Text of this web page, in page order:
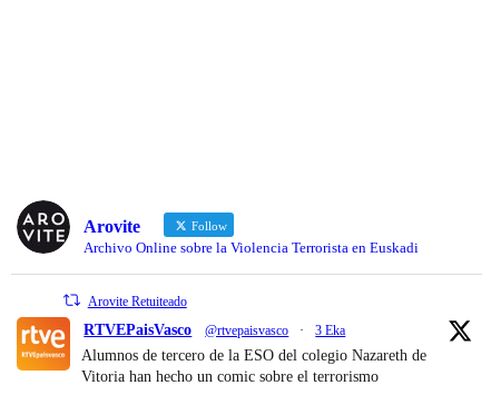
Arovite Follow
Archivo Online sobre la Violencia Terrorista en Euskadi
Arovite Retuiteado
RTVEPaisVasco @rtvepaisvasco · 3 Eka
Alumnos de tercero de la ESO del colegio Nazareth de
Vitoria han hecho un comic sobre el terrorismo